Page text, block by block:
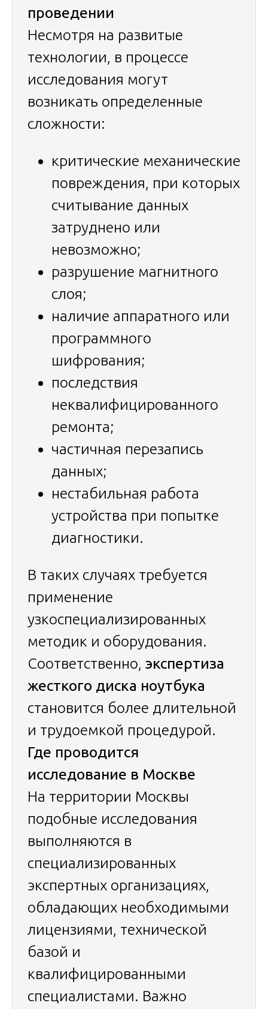
проведении
Несмотря на развитые
технологии, в процессе
исследования могут
возникать определенные
сложности:
критические механические
повреждения, при которых
считывание данных
затруднено или
невозможно;
разрушение магнитного
слоя;
наличие аппаратного или
программного
шифрования;
последствия
неквалифицированного
ремонта;
частичная перезапись
данных;
нестабильная работа
устройства при попытке
диагностики.
В таких случаях требуется
применение
узкоспециализированных
методик и оборудования.
Соответственно, экспертиза
жесткого диска ноутбука
становится более длительной
и трудоемкой процедурой.
Где проводится
исследование в Москве
На территории Москвы
подобные исследования
выполняются в
специализированных
экспертных организациях,
обладающих необходимыми
лицензиями, технической
базой и
квалифицированными
специалистами. Важно